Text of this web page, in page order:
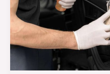
Vergleich